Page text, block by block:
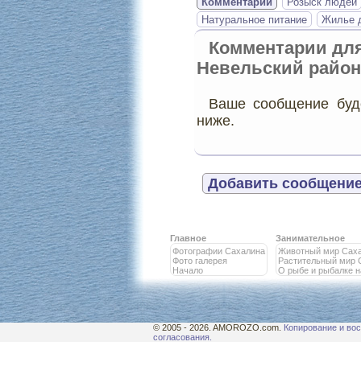
Натуральное питание
Жилье
Комментарии
Невельский район
Ваше сообщение
ниже.
Добавить
Главное
Фотографии Сахалина
Фото галерея
Начало
Занимательное
Животный мир
Растительный мир
О рыбе и рыбалке
© 2005 - 2026. AMOROZO.com. Копирование и
согласования.